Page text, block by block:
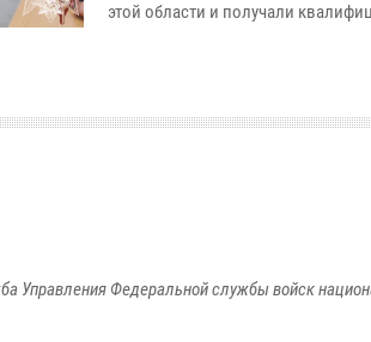
этой области и получали
Управления Федеральной службы войск